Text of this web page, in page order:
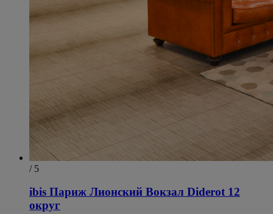
/ 5
ibis Париж Лионский Вокзал Diderot 12
округ